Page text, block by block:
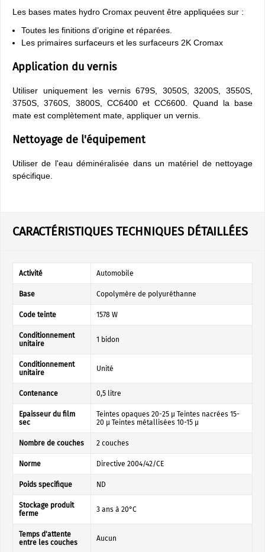
Les bases mates hydro Cromax peuvent être appliquées sur :
Toutes les finitions d’origine et réparées.
Les primaires surfaceurs et les surfaceurs 2K Cromax
Application du vernis
Utiliser uniquement les vernis 679S, 3050S, 3200S, 3550S,
3750S, 3760S, 3800S, CC6400 et CC6600. Quand la base
mate est complètement mate, appliquer un vernis.
Nettoyage de l'équipement
Utiliser de l'eau déminéralisée dans un matériel de nettoyage
spécifique.
CARACTÉRISTIQUES TECHNIQUES DÉTAILLÉES
Activité Automobile
Base Copolymère de polyuréthanne
Code teinte 1578 W
Conditionnement
unitaire
1 bidon
Conditionnement
unitaire
Unité
Contenance 0,5 litre
Epaisseur du film
sec
Teintes opaques 20-25 µ Teintes nacrées 15-
20 µ Teintes métallisées 10-15 µ
Nombre de couches 2 couches
Norme Directive 2004/42/CE
Poids specifique ND
Stockage produit
ferme
3 ans à 20°C
Temps d'attente
entre les couches
Aucun